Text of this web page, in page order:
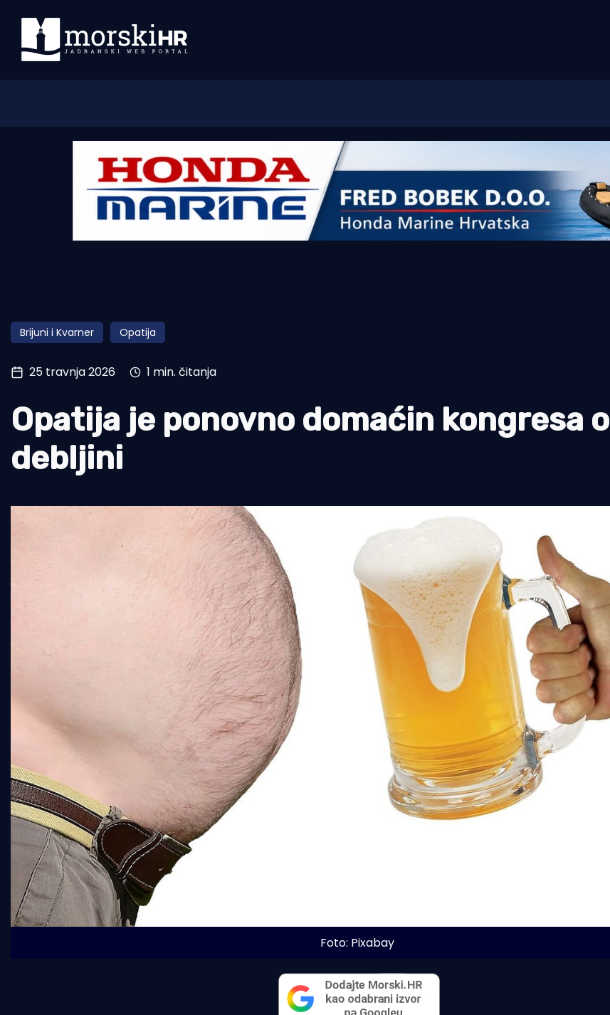
Morski plus
Pomorstvo
Ribolov
Tradicija i kultura
Brijuni i Kvarner Opatija
25 travnja 2026 1 min. čitanja
Opatija je ponovno domaćin kongresa o
debljini
Foto: Pixabay